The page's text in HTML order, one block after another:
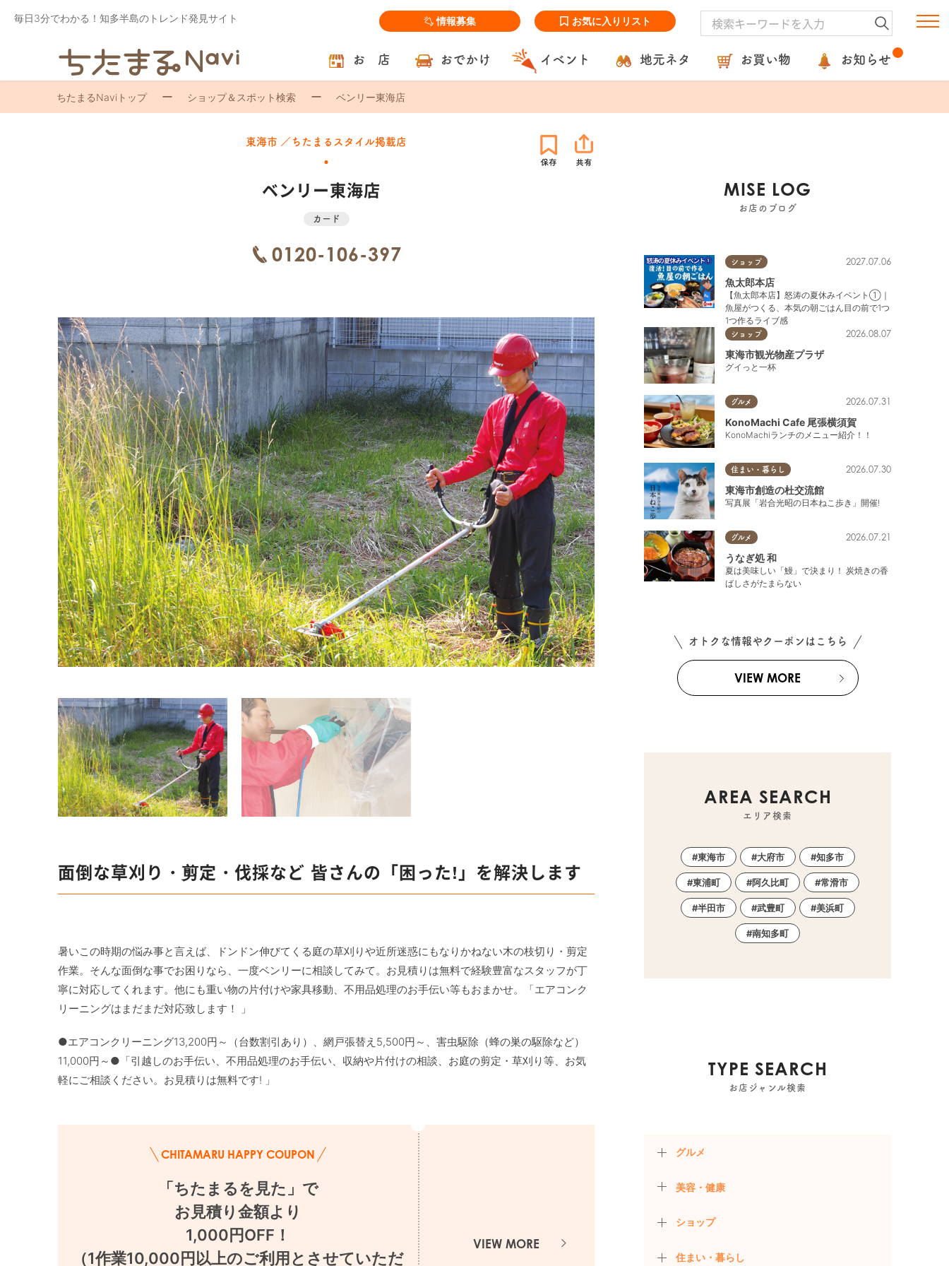
毎日3分でわかる！知多半島のトレンド発見サイト 情報募集 お気に入りリスト
お 店 おでかけ イベント 地元ネタ お買い物 お知らせ
ちたまるNaviトップ ショップ＆スポット検索 ベンリー東海店
東海市 ／ちたまるスタイル掲載店
ベンリー東海店
カード
0120-106-397
面倒な草刈り・剪定・伐採など 皆さんの「困った!」を解決します
暑いこの時期の悩み事と言えば、ドンドン伸びてくる庭の草刈りや近所迷惑にもなりかねない木の枝切り・剪定
作業。そんな面倒な事でお困りなら、一度ベンリーに相談してみて。お見積りは無料で経験豊富なスタッフが丁
寧に対応してくれます。他にも重い物の片付けや家具移動、不用品処理のお手伝い等もおまかせ。「エアコンク
リーニングはまだまだ対応致します！ 」
●エアコンクリーニング13,200円～（台数割引あり）、網戸張替え5,500円～、害虫駆除（蜂の巣の駆除など）
11,000円～●「引越しのお手伝い、不用品処理のお手伝い、収納や片付けの相談、お庭の剪定・草刈り等、お気
軽にご相談ください。お見積りは無料です! 」
CHITAMARU HAPPY COUPON
「ちたまるを見た」で
お見積り金額より
1,000円OFF！
（1作業10,000円以上のご利用とさせていただ
VIEW MORE
MISE LOG
お店のブログ
ショップ 2027.07.06
魚太郎本店
【魚太郎本店】怒涛の夏休みイベント①｜
魚屋がつくる、本気の朝ごはん目の前で1つ
1つ作るライブ感
ショップ 2026.08.07
東海市観光物産プラザ
グイっと一杯
グルメ 2026.07.31
KonoMachi Cafe 尾張横須賀
KonoMachiランチのメニュー紹介！！
住まい・暮らし 2026.07.30
東海市創造の杜交流館
写真展「岩合光昭の日本ねこ歩き」開催!
グルメ 2026.07.21
うなぎ処 和
夏は美味しい「鰻」で決まり！ 炭焼きの香
ばしさがたまらない
オトクな情報やクーポンはこちら
VIEW MORE
AREA SEARCH
エリア検索
東海市 大府市 知多市
東浦町 阿久比町 常滑市
半田市 武豊町 美浜町
南知多町
TYPE SEARCH
お店ジャンル検索
グルメ
美容・健康
ショップ
住まい・暮らし